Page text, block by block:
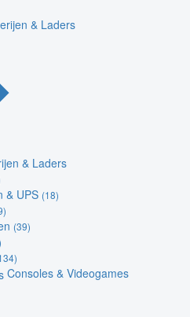
& Laders
& Laders
& UPS (18)
(39)
Consoles & Videogames